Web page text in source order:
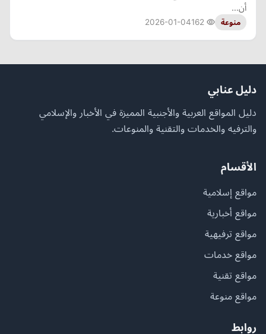
أن…
منوعة 2026-01-04
دليل عنابي
دليل المواقع العربية والأجنبية المميزة في الأخبار والإسلامي
والترفيه والخدمات والتقنية والمنوعات.
الأقسام
مواقع إسلامية
مواقع أخبارية
مواقع ترفيهية
مواقع خدمات
مواقع تقنية
مواقع منوعة
روابط